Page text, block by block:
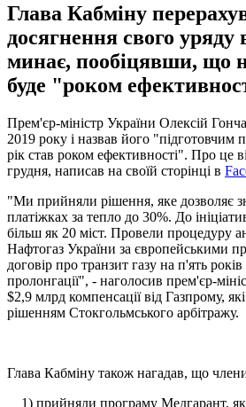
Глава Кабміну
досягнення свого уряду
минає, пообіцявши, що
буде "роком
Прем'єр-міністр України Олексій
2019 року і назвав його "підготовчим
рік став роком ефективності". Про це
грудня, написав на своїй сторінці в
"Ми прийняли рішення, яке дозволяє
платіжках за тепло до 30%. До
більш як 20 міст. Провели процедуру
Нафтогаз України за європейськими
договір про транзит газу на п'ять
пролонгації", - наголосив прем'єр-
$2,9 млрд компенсації від Газпрому,
рішенням Стокгольмського арбітражу.
Глава Кабміну також нагадав, що
1) прийняли програму Медгарант,